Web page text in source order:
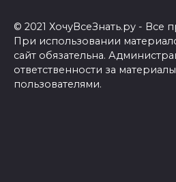
© 2021 ХочуВсеЗнать.ру - Все
При использовании
сайт обязательна.
ответственности за
пользователями.